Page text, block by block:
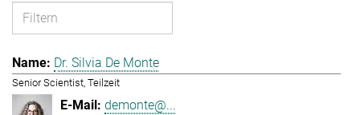
Dr. Silvia De Monte
Senior Scientist, Teilzeit
demonte@...